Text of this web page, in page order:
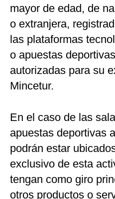
mayor de edad, de
o extranjera,
las plataformas
o apuestas
autorizadas para su
Mincetur.
En el caso de las
apuestas deportivas
podrán estar
exclusivo de esta
tengan como giro
otros productos o